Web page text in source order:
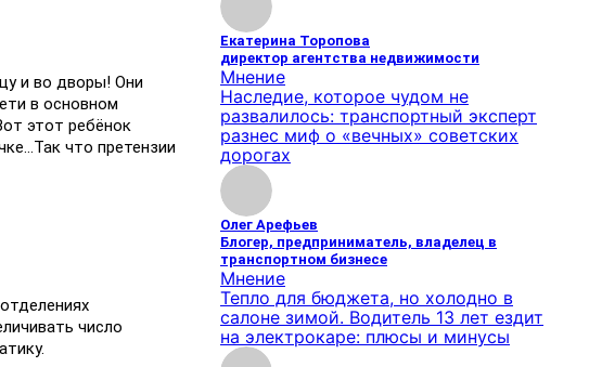
и во дворы! Они
в основном
этот ребёнок
что претензии
число
Екатерина Торопова
директор агентства недвижимости
Мнение
Наследие, которое чудом не
развалилось: транспортный эксперт
разнес миф о «вечных» советских
дорогах
Олег Арефьев
Блогер, предприниматель, владелец в
транспортном бизнесе
Мнение
Тепло для бюджета, но холодно в
салоне зимой. Водитель 13 лет ездит
на электрокаре: плюсы и минусы